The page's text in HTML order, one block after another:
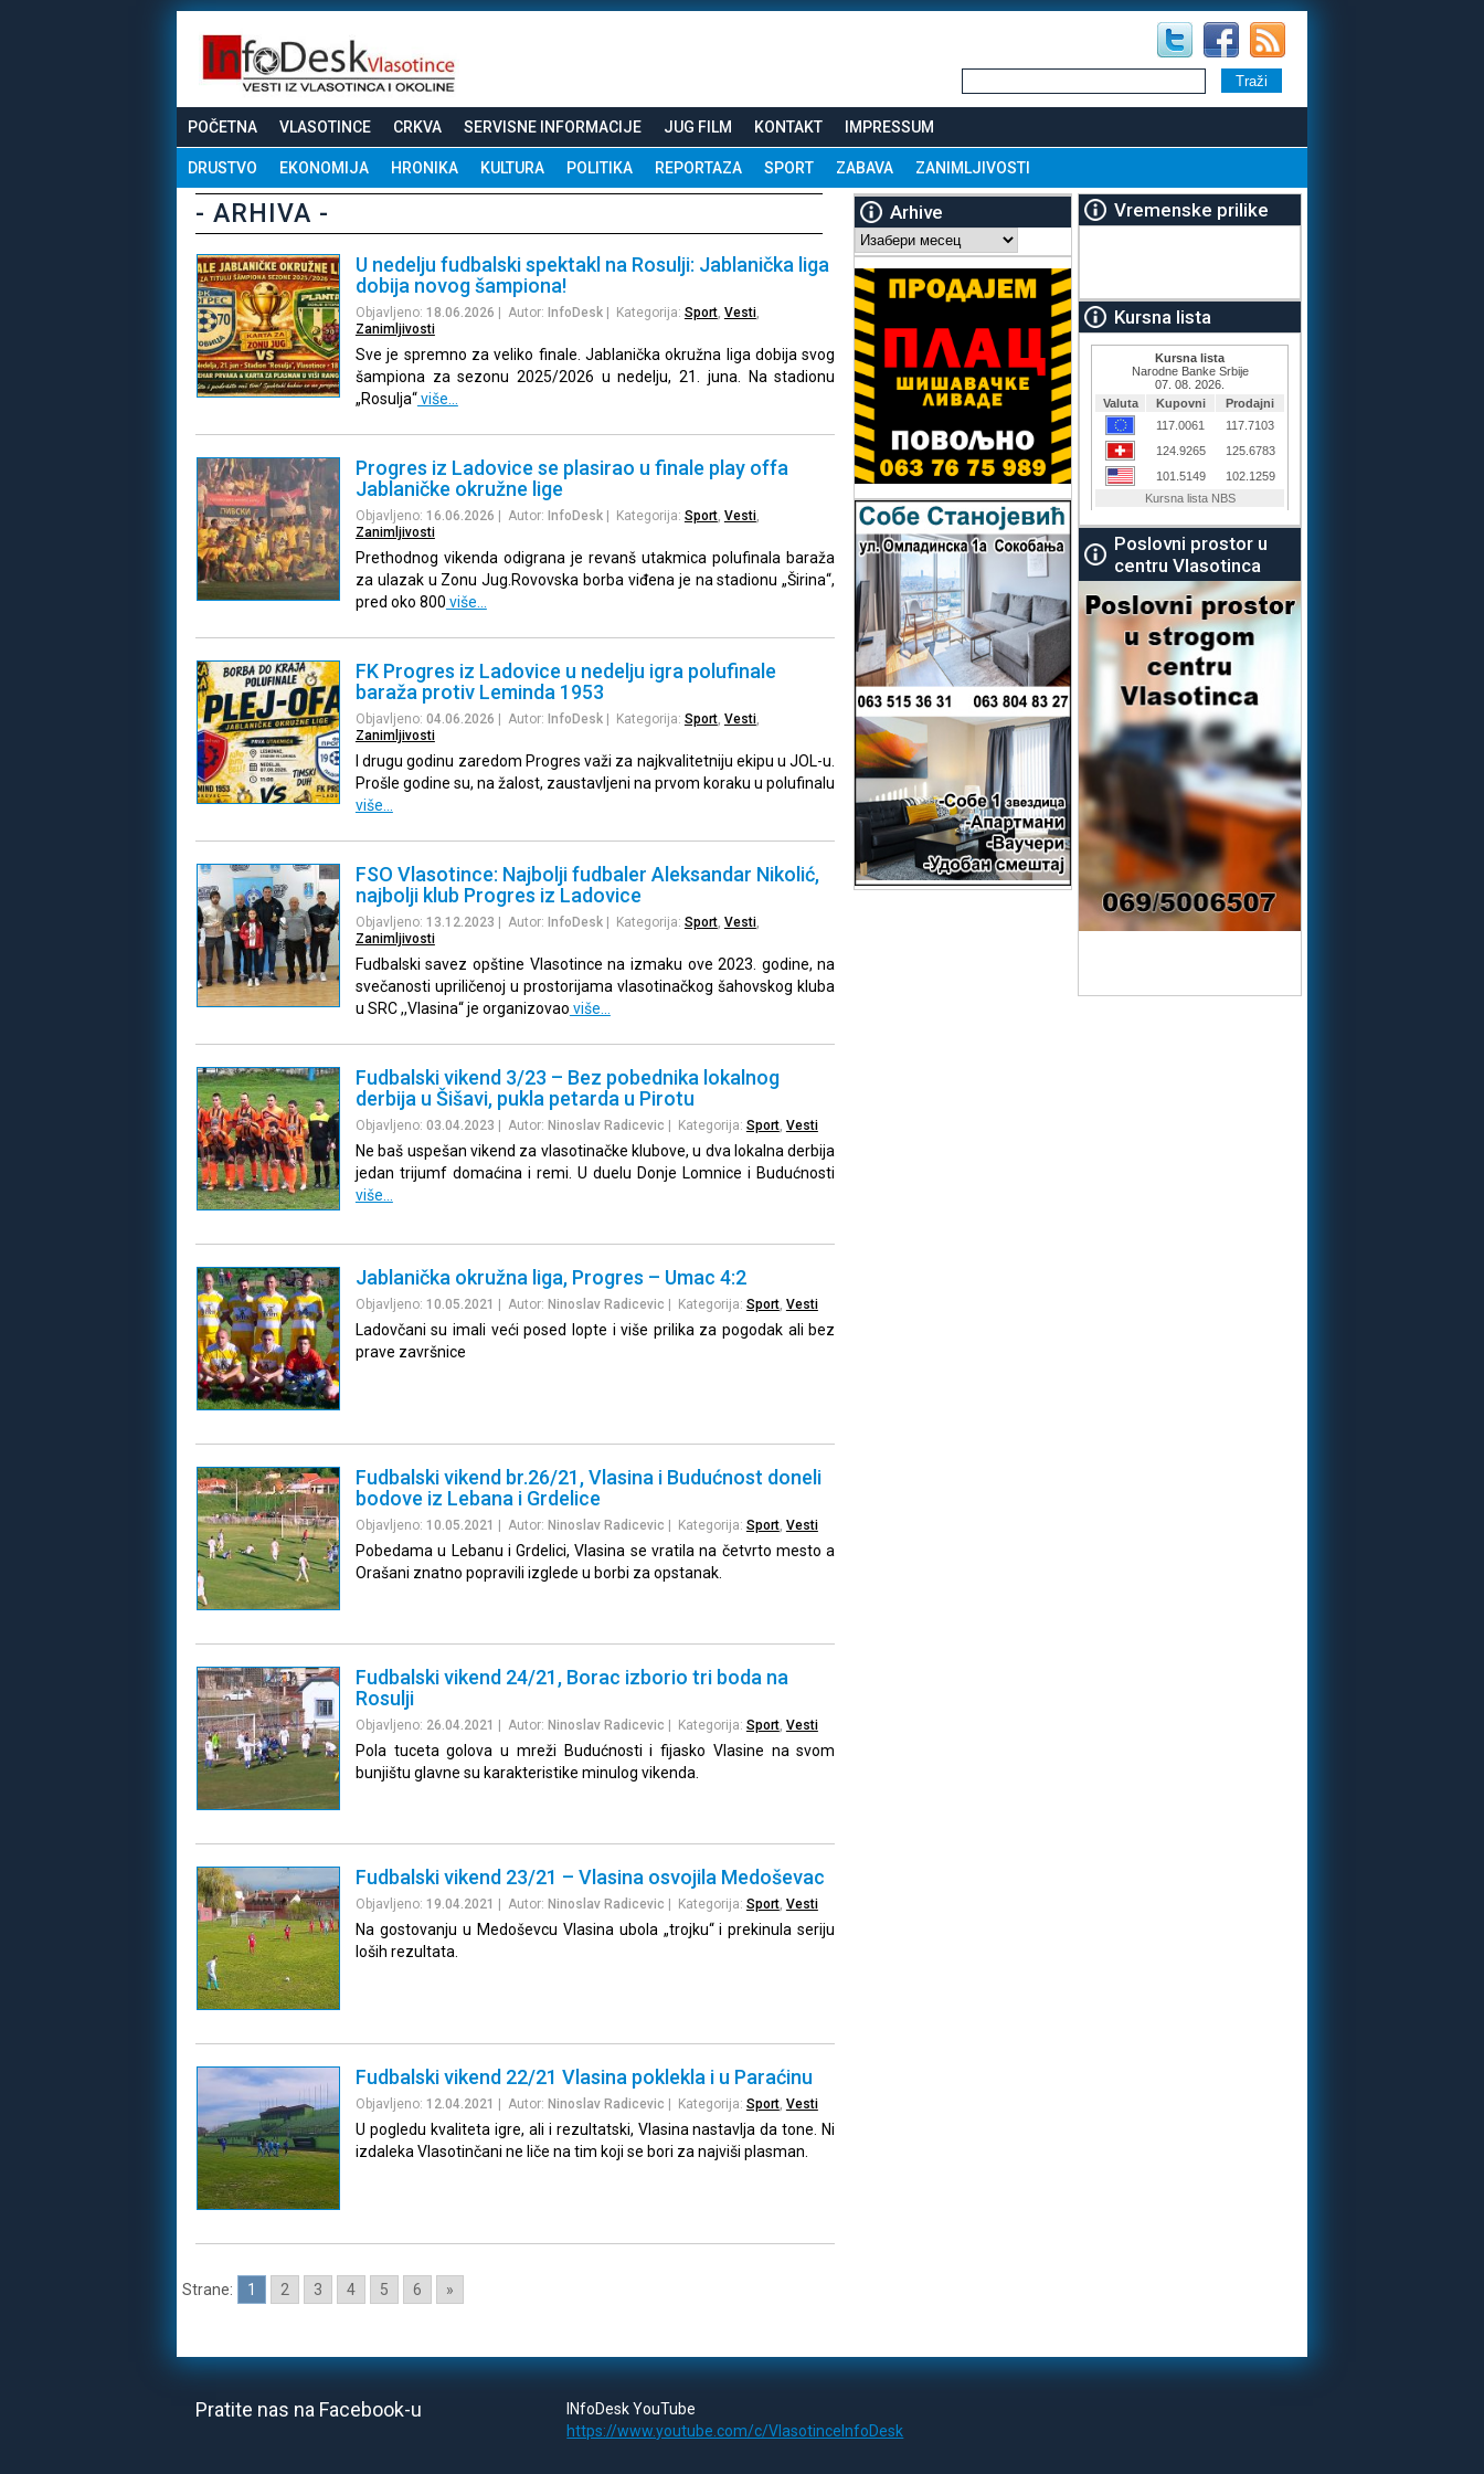
POČETNA VLASOTINCE CRKVA SERVISNE INFORMACIJE JUG FILM KONTAKT IMPRESSUM
DRUSTVO EKONOMIJA HRONIKA KULTURA POLITIKA REPORTAZA SPORT ZABAVA ZANIMLJIVOSTI
- ARHIVA -
U nedelju fudbalski spektakl na Rosulji: Jablanička liga
dobija novog šampiona!
Objavljeno: 18.06.2026 | Autor: InfoDesk| Kategorija: Sport, Vesti,
Zanimljivosti
Sve je spremno za veliko finale. Jablanička okružna liga dobija svog
šampiona za sezonu 2025/2026 u nedelju, 21. juna. Na stadionu
„Rosulja“više…
Progres iz Ladovice se plasirao u finale play offa
Jablaničke okružne lige
Objavljeno: 16.06.2026 | Autor: InfoDesk| Kategorija: Sport, Vesti,
Zanimljivosti
Prethodnog vikenda odigrana je revanš utakmica polufinala baraža
za ulazak u Zonu Jug.Rovovska borba viđena je na stadionu „Širina“,
pred oko 800 više…
FK Progres iz Ladovice u nedelju igra polufinale
baraža protiv Leminda 1953
Objavljeno: 04.06.2026 | Autor: InfoDesk| Kategorija: Sport, Vesti,
Zanimljivosti
I drugu godinu zaredom Progres važi za najkvalitetniju ekipu u JOL-u.
Prošle godine su, na žalost, zaustavljeni na prvom koraku u polufinalu
više…
FSO Vlasotince: Najbolji fudbaler Aleksandar Nikolić,
najbolji klub Progres iz Ladovice
Objavljeno: 13.12.2023 | Autor: InfoDesk| Kategorija: Sport, Vesti,
Zanimljivosti
Fudbalski savez opštine Vlasotince na izmaku ove 2023. godine, na
svečanosti upriličenoj u prostorijama vlasotinačkog šahovskog kluba
u SRC ,,Vlasina“ je organizovao više…
Fudbalski vikend 3/23 – Bez pobednika lokalnog
derbija u Šišavi, pukla petarda u Pirotu
Objavljeno: 03.04.2023 | Autor: Ninoslav Radicevic | Kategorija: Sport, Vesti
Ne baš uspešan vikend za vlasotinačke klubove, u dva lokalna derbija
jedan trijumf domaćina i remi. U duelu Donje Lomnice i Budućnosti
više…
Jablanička okružna liga, Progres – Umac 4:2
Objavljeno: 10.05.2021 | Autor: Ninoslav Radicevic | Kategorija: Sport, Vesti
Ladovčani su imali veći posed lopte i više prilika za pogodak ali bez
prave završnice
Fudbalski vikend br.26/21, Vlasina i Budućnost doneli
bodove iz Lebana i Grdelice
Objavljeno: 10.05.2021 | Autor: Ninoslav Radicevic | Kategorija: Sport, Vesti
Pobedama u Lebanu i Grdelici, Vlasina se vratila na četvrto mesto a
Orašani znatno popravili izglede u borbi za opstanak.
Fudbalski vikend 24/21, Borac izborio tri boda na
Rosulji
Objavljeno: 26.04.2021 | Autor: Ninoslav Radicevic | Kategorija: Sport, Vesti
Pola tuceta golova u mreži Budućnosti i fijasko Vlasine na svom
bunjištu glavne su karakteristike minulog vikenda.
Fudbalski vikend 23/21 – Vlasina osvojila Medoševac
Objavljeno: 19.04.2021 | Autor: Ninoslav Radicevic | Kategorija: Sport, Vesti
Na gostovanju u Medoševcu Vlasina ubola „trojku“ i prekinula seriju
loših rezultata.
Fudbalski vikend 22/21 Vlasina poklekla i u Paraćinu
Objavljeno: 12.04.2021 | Autor: Ninoslav Radicevic | Kategorija: Sport, Vesti
U pogledu kvaliteta igre, ali i rezultatski, Vlasina nastavlja da tone. Ni
izdaleka Vlasotinčani ne liče na tim koji se bori za najviši plasman.
Strane: 1 2 3 4 5 6 »
Arhive
Arhive
Vremenske prilike
Kursna lista
Poslovni prostor u
centru Vlasotinca
Pratite nas na Facebook-u
INfoDesk YouTube
https://www.youtube.com/c/VlasotinceInfoDesk